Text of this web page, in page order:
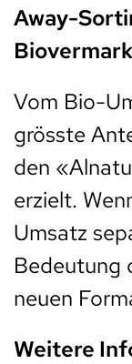
Away-
Vom Bio-
grösste
den
erzielt.
Umsatz
Bedeutung
neuen
Weitere